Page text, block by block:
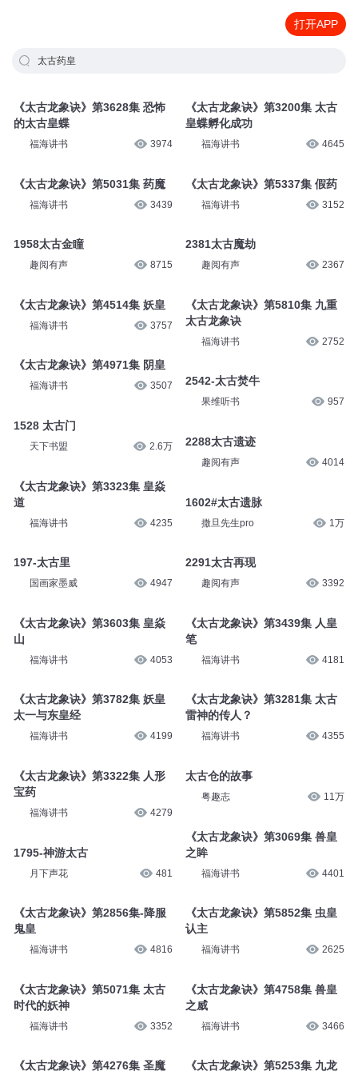
打开APP
太古药皇
《太古龙象诀》第3628集 恐怖
的太古皇蝶
福海讲书 3974
《太古龙象诀》第5031集 药魔
福海讲书 3439
1958太古金瞳
趣阅有声 8715
《太古龙象诀》第4514集 妖皇
福海讲书 3757
《太古龙象诀》第4971集 阴皇
福海讲书 3507
1528 太古门
天下书盟 2.6万
《太古龙象诀》第3323集 皇焱
道
福海讲书 4235
197-太古里
国画家墨威 4947
《太古龙象诀》第3603集 皇焱
山
福海讲书 4053
《太古龙象诀》第3782集 妖皇
太一与东皇经
福海讲书 4199
《太古龙象诀》第3322集 人形
宝药
福海讲书 4279
1795-神游太古
月下声花 481
《太古龙象诀》第2856集-降服
鬼皇
福海讲书 4816
《太古龙象诀》第5071集 太古
时代的妖神
福海讲书 3352
《太古龙象诀》第4276集 圣魔
《太古龙象诀》第3200集 太古
皇蝶孵化成功
福海讲书 4645
《太古龙象诀》第5337集 假药
福海讲书 3152
2381太古魔劫
趣阅有声 2367
《太古龙象诀》第5810集 九重
太古龙象诀
福海讲书 2752
2542-太古焚牛
果维听书 957
2288太古遗迹
趣阅有声 4014
1602#太古遗脉
撒旦先生pro 1万
2291太古再现
趣阅有声 3392
《太古龙象诀》第3439集 人皇
笔
福海讲书 4181
《太古龙象诀》第3281集 太古
雷神的传人？
福海讲书 4355
太古仓的故事
粤趣志 11万
《太古龙象诀》第3069集 兽皇
之眸
福海讲书 4401
《太古龙象诀》第5852集 虫皇
认主
福海讲书 2625
《太古龙象诀》第4758集 兽皇
之威
福海讲书 3466
《太古龙象诀》第5253集 九龙